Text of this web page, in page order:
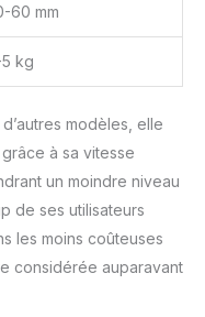
60 mm
kg
modèles, elle
à sa vitesse
un moindre niveau
de ses utilisateurs
les moins coûteuses
considérée auparavant